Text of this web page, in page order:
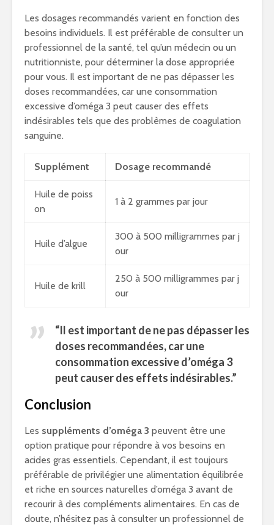
Les dosages recommandés varient en fonction des
besoins individuels. Il est préférable de consulter un
professionnel de la santé, tel qu’un médecin ou un
nutritionniste, pour déterminer la dose appropriée
pour vous. Il est important de ne pas dépasser les
doses recommandées, car une consommation
excessive d’oméga 3 peut causer des effets
indésirables tels que des problèmes de coagulation
sanguine.
Supplément Dosage recommandé
Huile de poiss
on
1 à 2 grammes par jour
Huile d’algue
300 à 500 milligrammes par j
our
Huile de krill
250 à 500 milligrammes par j
our
“Il est important de ne pas dépasser les
doses recommandées, car une
consommation excessive d’oméga 3
peut causer des effets indésirables.”
Conclusion
Les suppléments d’oméga 3 peuvent être une
option pratique pour répondre à vos besoins en
acides gras essentiels. Cependant, il est toujours
préférable de privilégier une alimentation équilibrée
et riche en sources naturelles d’oméga 3 avant de
recourir à des compléments alimentaires. En cas de
doute, n’hésitez pas à consulter un professionnel de